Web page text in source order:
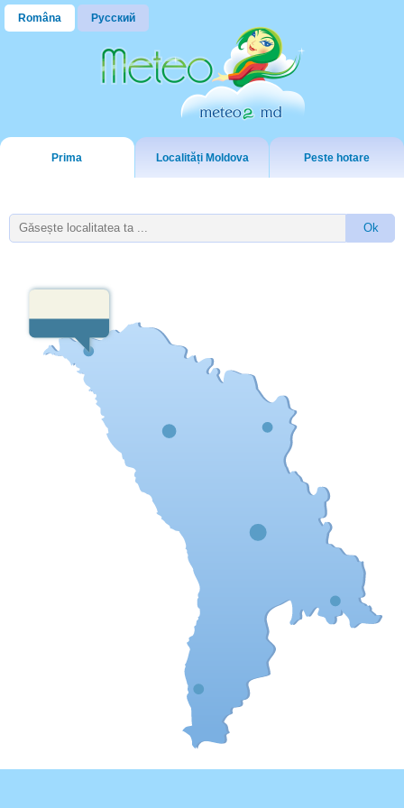
Româna Русский
Prima Localități Moldova Peste hotare